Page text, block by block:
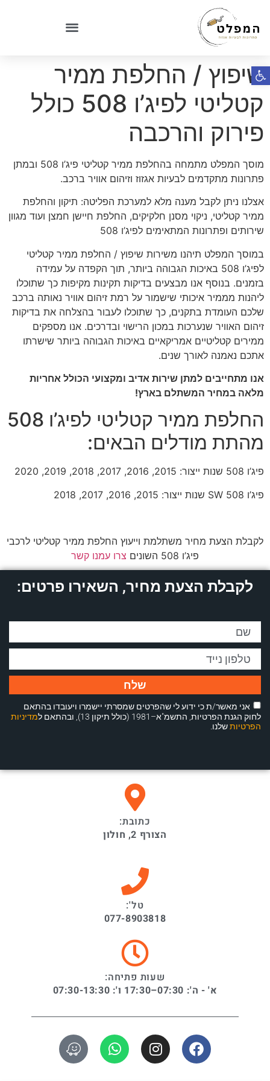
פתח סרגל נגישות
שיפוץ / החלפת ממיר
קטליטי לפיג’ו 508 כולל
פירוק והרכבה
מוסך המפלט מתמחה בהחלפת ממיר קטליטי פיג’ו 508 ובמתן
פתרונות מתקדמים לבעיות אגזוז וזיהום אוויר ברכב.
אצלנו ניתן לקבל מענה מלא למערכת הפליטה: תיקון והחלפת
ממיר קטליטי, ניקוי מסנן חלקיקים, החלפת חיישן חמצן ועוד מגוון
שירותים ופתרונות המתאימים לפיג’ו 508
במוסך המפלט תיהנו משירות שיפוץ / החלפת ממיר קטליטי
לפיג’ו 508 באיכות הגבוהה ביותר, תוך הקפדה על עמידה
בזמנים. בנוסף אנו מבצעים בדיקות תקינות מקיפות כך שתוכלו
ליהנות מממיר איכותי שישמור על רמת זיהום אוויר נאותה ברכב
שלכם העומדת בתקנים, כך שתוכלו לעבור בהצלחה את בדיקות
זיהום האוויר שנערכות במכון הרישוי ובדרכים. אנו מספקים
ממירים קטליטיים אמריקאיים באיכות הגבוהה ביותר שישרתו
אתכם נאמנה לאורך שנים.
אנו מתחייבים למתן שירות אדיב ומקצועי הכולל אחריות
מלאה במחיר המשתלם בארץ!
החלפת ממיר קטליטי לפיג’ו 508
מהתת מודלים הבאים:
פיג’ו 508 שנות ייצור: 2015, 2016, 2017, 2018, 2019, 2020
פיג’ו SW 508 שנות ייצור: 2015, 2016, 2017, 2018
לקבלת הצעת מחיר משתלמת וייעוץ החלפת ממיר קטליטי לרכבי
פיג’ו 508 השונים
צרו עמנו קשר
לקבלת הצעת מחיר, השאירו פרטים:
אני מאשר/ת כי ידוע לי שהפרטים שמסרתי יישמרו ויעובדו בהתאם
לחוק הגנת הפרטיות, התשמ"א–1981 (כולל תיקון 13), ובהתאם ל
מדיניות
הפרטיותשלנו.
שלח
כתובת:
הצורף 2, חולון
טל':
077-8903818
שעות פתיחה:
א' - ה': 07:30–17:30 ו': 07:30-13:30